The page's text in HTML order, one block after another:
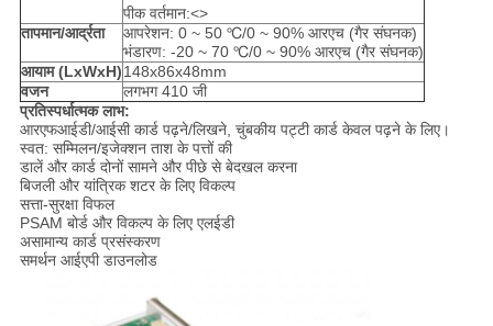
पीक वर्तमान:<>
तापमान/आर्द्रता
आपरेशन: 0 ~ 50 ℃/0 ~ 90% आरएच (गैर संघनक)
भंडारण: -20 ~ 70 ℃/0 ~ 90% आरएच (गैर संघनक)
आयाम (LxWxH)148x86x48mm
वजन
लगभग 410 जी
प्रतिस्पर्धात्मक लाभ:
आरएफआईडी/आईसी कार्ड पढ़ने/लिखने, चुंबकीय पट्टी कार्ड केवल पढ़ने के लिए।
स्वत: सम्मिलन/इजेक्शन ताश के पत्तों की
डालें और कार्ड दोनों सामने और पीछे से बेदखल करना
बिजली और यांत्रिक शटर के लिए विकल्प
सत्ता-सुरक्षा विफल
PSAM बोर्ड और विकल्प के लिए एलईडी
असामान्य कार्ड प्रसंस्करण
समर्थन आईएपी डाउनलोड